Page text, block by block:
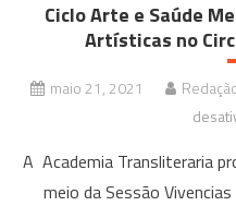
Ciclo Arte e Saúde
Artísticas no
maio 21, 2021
A Academia Transliteraria
meio da Sessão